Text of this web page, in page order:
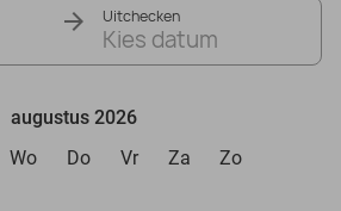
Uitchecken
Kies datum
augustus 2026
Wo Do Vr Za Zo